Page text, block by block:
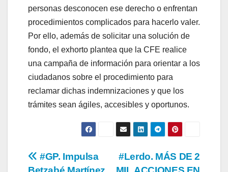
personas desconocen ese derecho o enfrentan
procedimientos complicados para hacerlo valer.
Por ello, además de solicitar una solución de
fondo, el exhorto plantea que la CFE realice
una campaña de información para orientar a los
ciudadanos sobre el procedimiento para
reclamar dichas indemnizaciones y que los
trámites sean ágiles, accesibles y oportunos.
Navegación#Lerdo. MÁS DE 2
#GP. Impulsa